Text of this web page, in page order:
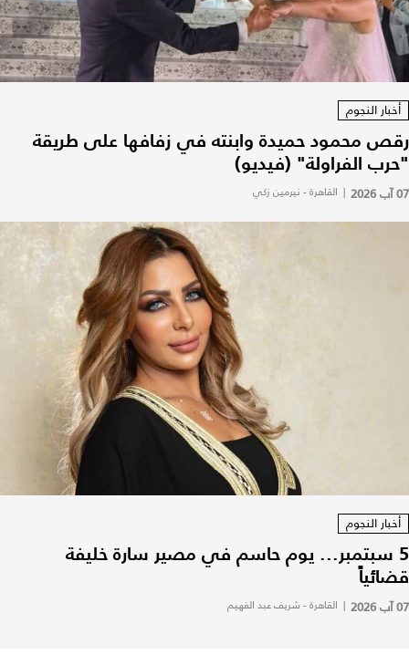
أخبار النجوم
رقص محمود حميدة وابنته في زفافها على طريقة
"حرب الفراولة" (فيديو)
07 آب 2026 | القاهرة - نيرمين زكي
أخبار النجوم
5 سبتمبر... يوم حاسم في مصير سارة خليفة
قضائياً
07 آب 2026 | القاهرة - شريف عبد الفهيم